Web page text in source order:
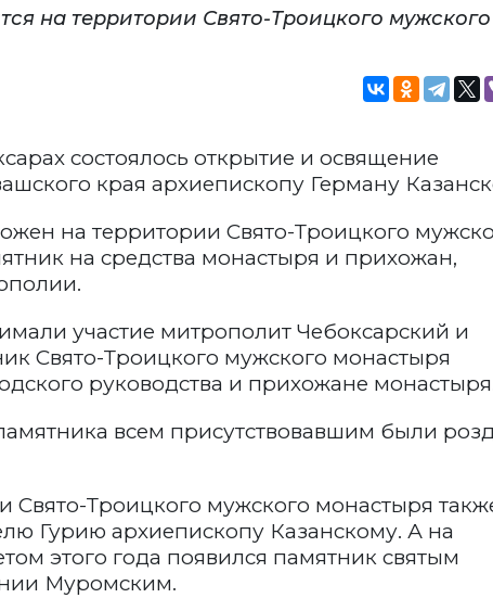
на территории Свято-Троицкого мужского
состоялось открытие и освящение
края архиепископу Герману
на территории Свято-Троицкого
на средства монастыря и прихожан,
участие митрополит Чебоксарский и
Свято-Троицкого мужского монастыря
руководства и прихожане
всем присутствовавшим были
Свято-Троицкого мужского монастыря
Гурию архиепископу Казанскому. А на
этого года появился памятник святым
Муромским.